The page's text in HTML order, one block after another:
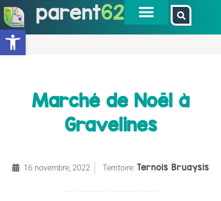
Ouvrir la barre d’outils
parent62
Marché de Noël à
Gravelines
16 novembre, 2022 Territoire: Ternois Bruaysis